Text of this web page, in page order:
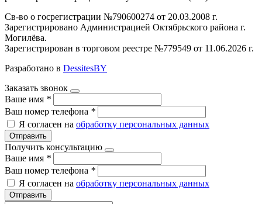
Св-во о госрегистрации №790600274 от 20.03.2008 г.
Зарегистрировано Администрацией Октябрьского района г.
Могилёва.
Зарегистрирован в торговом реестре №779549 от 11.06.2026 г.
Разработано в DessitesBY
Заказать звонок
Ваше имя *
Ваш номер телефона *
Я согласен на обработку персональных данных
Отправить
Получить консультацию
Ваше имя *
Ваш номер телефона *
Я согласен на обработку персональных данных
Отправить